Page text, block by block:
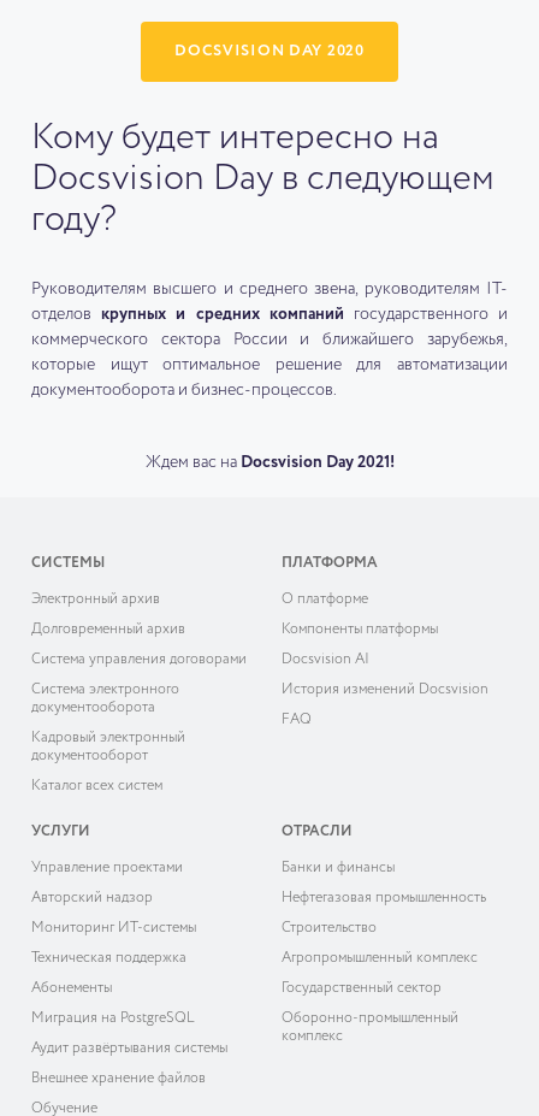
DOCSVISION DAY 2020
Кому будет интересно на
Docsvision Day в следующем
году?
Руководителям высшего и среднего звена, руководителям IT-
отделовкрупных и средних компаний государственного и
коммерческого сектора России и ближайшего зарубежья,
которые ищут оптимальное решение для автоматизации
документооборота и бизнес-процессов.
Ждем вас на Docsvision Day 2021!
СИСТЕМЫ
Электронный архив
Долговременный архив
Система управления договорами
Система электронного
документооборота
Кадровый электронный
документооборот
Каталог всех систем
ПЛАТФОРМА
О платформе
Компоненты платформы
Docsvision AI
История изменений Docsvision
FAQ
УСЛУГИ
Управление проектами
Авторский надзор
Мониторинг ИТ-системы
Техническая поддержка
Абонементы
Миграция на PostgreSQL
Аудит развёртывания системы
Внешнее хранение файлов
Обучение
ОТРАСЛИ
Банки и финансы
Нефтегазовая промышленность
Строительство
Агропромышленный комплекс
Государственный сектор
Оборонно-промышленный
комплекс